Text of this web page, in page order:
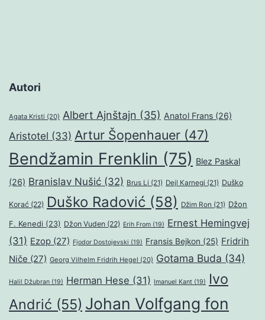
Autori
Agata Kristi (20) Albert Ajnštajn (35) Anatol Frans (26)
Aristotel (33) Artur Šopenhauer (47)
Bendžamin Frenklin (75) Blez Paskal
(26) Branislav Nušić (32) Brus Li (21) Dejl Karnegi (21) Duško
Korać (22) Duško Radović (58) Džim Ron (21) Džon
F. Kenedi (23) Džon Vuden (22) Erih From (19) Ernest Hemingvej
(31) Ezop (27) Fjodor Dostojevski (19) Fransis Bejkon (25) Fridrih
Niče (27) Georg Vilhelm Fridrih Hegel (20) Gotama Buda (34)
Halil Džubran (19) Herman Hese (31) Imanuel Kant (19)
Ivo
Andrić (55) Johan Volfgang fon